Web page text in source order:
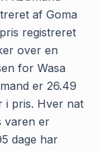
af Goma
registreret
over en
for Wasa
er 26.49
i pris. Hver nat
varen er
dage har